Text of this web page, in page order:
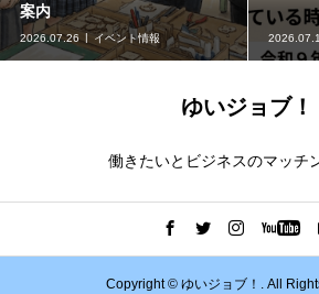
案内
2026.07.26 イベント情報
ゆいジョブ！
働きたいとビジネスのマッチ
Copyright ©ゆいジョブ！. All